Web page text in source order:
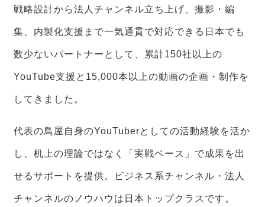
戦略設計から法人チャンネル立ち上げ、撮影・編
集、内製化支援まで一気通貫で対応できる日本でも
数少ないパートナーとして、累計150社以上の
YouTube支援と15,000本以上の動画の企画・制作を
してきました。
代表の鳥屋自身のYouTuberとしての活動経験を活か
し、机上の理論ではなく「実戦ベース」で成果を出
せるサポートを提供。ビジネス系チャンネル・法人
チャンネルのノウハウは日本トップクラスです。